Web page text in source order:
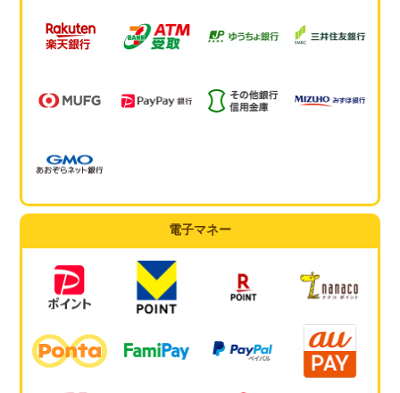
電子マネー